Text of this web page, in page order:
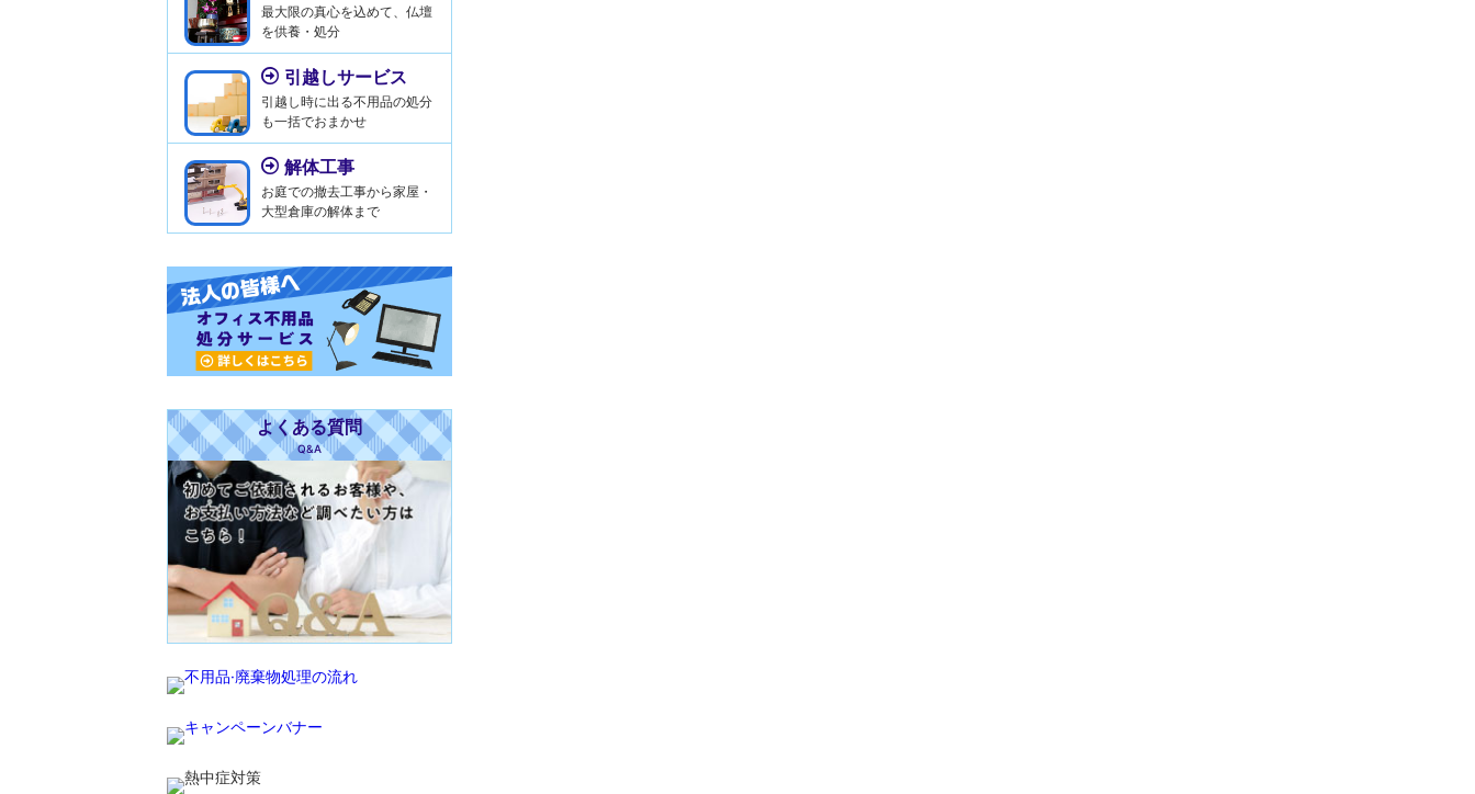
最大限の真心を込めて、仏壇
を供養・処分
引越しサービス
引越し時に出る不用品の処分
も一括でおまかせ
解体工事
お庭での撤去工事から家屋・
大型倉庫の解体まで
よくある質問
Q&A